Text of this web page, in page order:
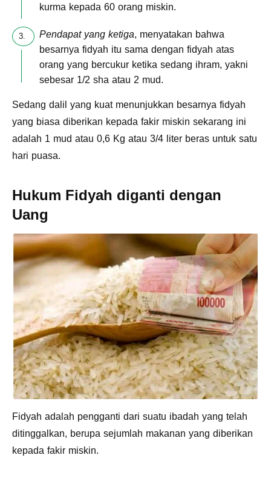
kurma kepada 60 orang miskin.
Pendapat yang ketiga, menyatakan bahwa
besarnya fidyah itu sama dengan fidyah atas
orang yang bercukur ketika sedang ihram, yakni
sebesar 1/2 sha atau 2 mud.
Sedang dalil yang kuat menunjukkan besarnya fidyah
yang biasa diberikan kepada fakir miskin sekarang ini
adalah 1 mud atau 0,6 Kg atau 3/4 liter beras untuk satu
hari puasa.
Hukum Fidyah diganti dengan
Uang
Fidyah adalah pengganti dari suatu ibadah yang telah
ditinggalkan, berupa sejumlah makanan yang diberikan
kepada fakir miskin.